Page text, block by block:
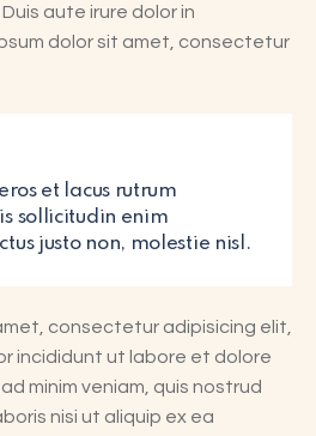
aute irure dolor in
dolor sit amet, consectetur
et lacus rutrum
sollicitudin enim
justo non, molestie nisl.
consectetur adipisicing elit,
incididunt ut labore et dolore
minim veniam, quis nostrud
nisi ut aliquip ex ea